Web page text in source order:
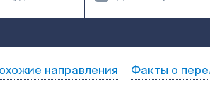
направления Факты о